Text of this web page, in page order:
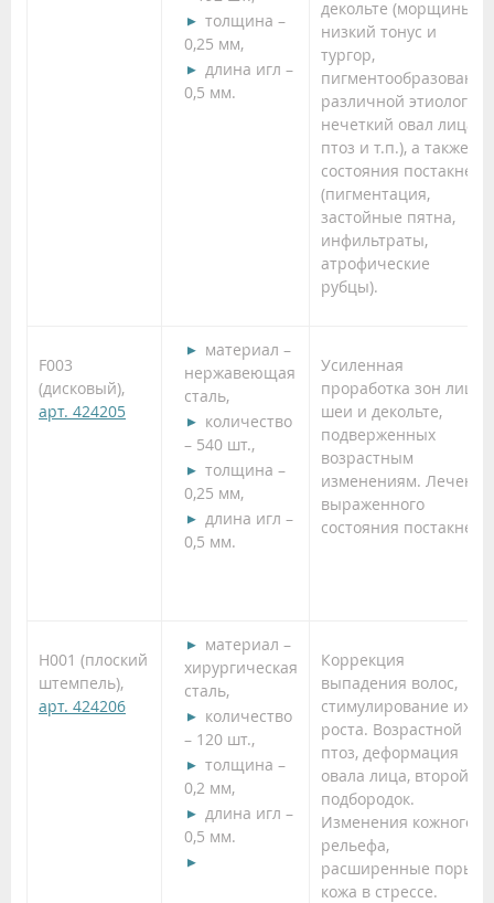
толщина –
0,25 мм,
длина игл –
0,5 мм.
декольте (морщины,
низкий тонус и
тургор,
пигментообразования
различной этиологии,
нечеткий овал лица,
птоз и т.п.), а также
состояния постакне
(пигментация,
застойные пятна,
инфильтраты,
атрофические
рубцы).
F003
(дисковый),
арт. 424205
материал –
нержавеющая
сталь,
количество
– 540 шт.,
толщина –
0,25 мм,
длина игл –
0,5 мм.
Усиленная
проработка зон лица,
шеи и декольте,
подверженных
возрастным
изменениям. Лечение
выраженного
состояния постакне.
Н001 (плоский
штемпель),
арт. 424206
материал –
хирургическая
сталь,
количество
– 120 шт.,
толщина –
0,2 мм,
длина игл –
0,5 мм.
Коррекция
выпадения волос,
стимулирование их
роста. Возрастной
птоз, деформация
овала лица, второй
подбородок.
Изменения кожного
рельефа,
расширенные поры,
кожа в стрессе.